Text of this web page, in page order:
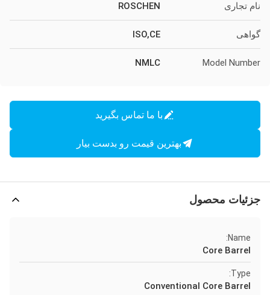
نام تجاری ROSCHEN
گواهی ISO,CE
Model Number
NMLC
با ما تماس بگیرید
بهترین قیمت رو بدست بیار
جزئیات محصول
Name:
Core Barrel
Type:
Conventional Core Barrel